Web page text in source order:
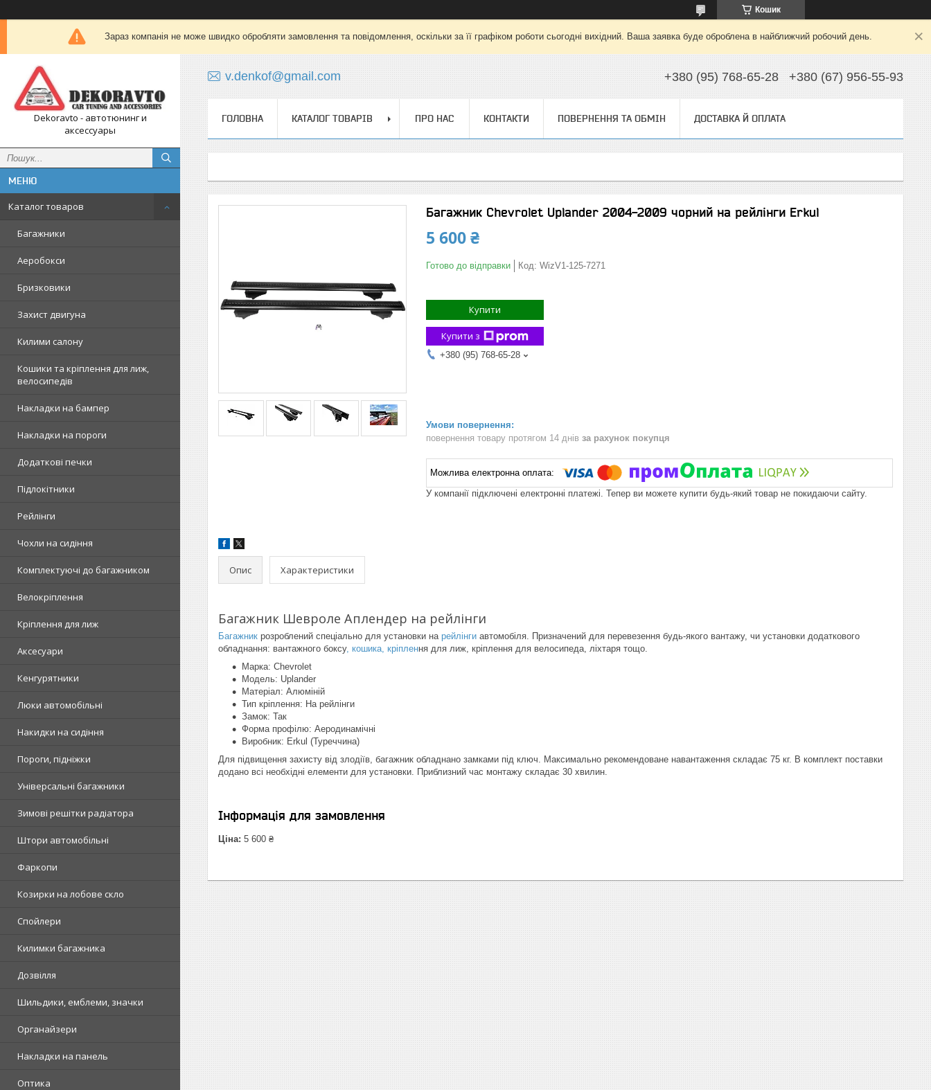
Кошик
Зараз компанія не може швидко обробляти замовлення та повідомлення, оскільки за її графіком роботи сьогодні вихідний. Ваша заявка буде оброблена в найближчий робочий день.
Dekoravto - автотюнинг и
аксессуары
Каталог товаров
Багажники
Аеробокси
Бризковики
Захист двигуна
Килими салону
Кошики та кріплення для лиж,
велосипедів
Накладки на бампер
Накладки на пороги
Додаткові печки
Підлокітники
Рейлінги
Чохли на сидіння
Комплектуючі до багажником
Велокріплення
Кріплення для лиж
Аксесуари
Кенгурятники
Люки автомобільні
Накидки на сидіння
Пороги, підніжки
Універсальні багажники
Зимові решітки радіатора
Штори автомобільні
Фаркопи
Козирки на лобове скло
Спойлери
Килимки багажника
Дозвілля
Шильдики, емблеми, значки
Органайзери
Накладки на панель
Оптика
v.denkof@gmail.com +380 (95) 768-65-28 +380 (67) 956-55-93
ГОЛОВНА КАТАЛОГ ТОВАРІВ ПРО НАС КОНТАКТИ ПОВЕРНЕННЯ ТА ОБМІН ДОСТАВКА Й ОПЛАТА
Багажник Chevrolet Uplander 2004-2009 чорний на рейлінги Erkul
5 600 ₴
Готово до відправки Код: WizV1-125-7271
Купити
Купити з
+380 (95) 768-65-28
повернення товару протягом 14 днів за рахунок покупця
У компанії підключені електронні платежі. Тепер ви можете купити будь-який товар не покидаючи сайту.
Опис Характеристики
Багажник Шевроле Аплендер на рейлінги
Багажник розроблений спеціально для установки на рейлінги автомобіля. Призначений для перевезення будь-якого вантажу, чи установки додаткового
обладнання: вантажного боксу, кошика, кріплення для лиж, кріплення для велосипеда, ліхтаря тощо.
Марка: Chevrolet
Модель: Uplander
Матеріал: Алюміній
Тип кріплення: На рейлінги
Замок: Так
Форма профілю: Аеродинамічні
Виробник: Erkul (Туреччина)
Для підвищення захисту від злодіїв, багажник обладнано замками під ключ. Максимально рекомендоване навантаження складає 75 кг. В комплект поставки
додано всі необхідні елементи для установки. Приблизний час монтажу складає 30 хвилин.
Інформація для замовлення
Ціна: 5 600 ₴